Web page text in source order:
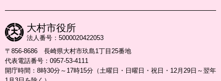
大村市役所
法人番号：5000020422053
〒856-8686 長崎県大村市玖島1丁目25番地
代表電話番号：0957-53-4111
開庁時間：8時30分～17時15分（土曜日・日曜日・祝日・12月29日～翌年